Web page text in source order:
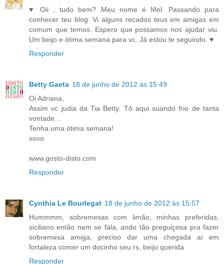
♥ Oii , tudo bem? Meu nome é Mel. Passando para
conhecer teu blog. Vi alguns recados teus em amigas em
comum que temos. Espero que possamos nos ajudar viu.
Um beijo e ótima semana para vc. Já estou te seguindo. ♥
Responder
Betty Gaeta 18 de junho de 2012 às 15:49
Oi Adriana,
Assim vc judia da Tia Betty. Tô aqui suando frio de tanta
vontade...
Tenha uma ótima semana!
xoxo
www.gosto-disto.com
Responder
Cynthia Le Bourlegat 18 de junho de 2012 às 15:57
Hummmm, sobremesas com limão, minhas preferidas,
siciliano então nem se fala, ando tão preguiçosa pra fazer
sobremesa amiga, preciso dar uma chegada aí em
fortaleza comer um docinho seu rs, beijo querida
Responder